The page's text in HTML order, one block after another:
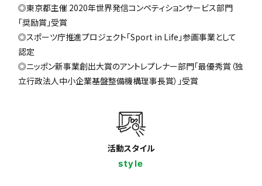
◎東京都主催 2020年世界発信コンペティションサービス部門
「奨励賞」受賞
◎スポーツ庁推進プロジェクト「Sport in Life」参画事業として
認定
◎ニッポン新事業創出大賞のアントレプレナー部門「最優秀賞（独
立行政法人中小企業基盤整備機構理事長賞）」受賞
活動スタイル
style